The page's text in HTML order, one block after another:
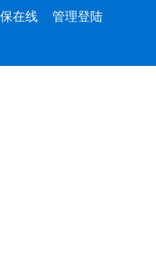
保在线
管理登陆